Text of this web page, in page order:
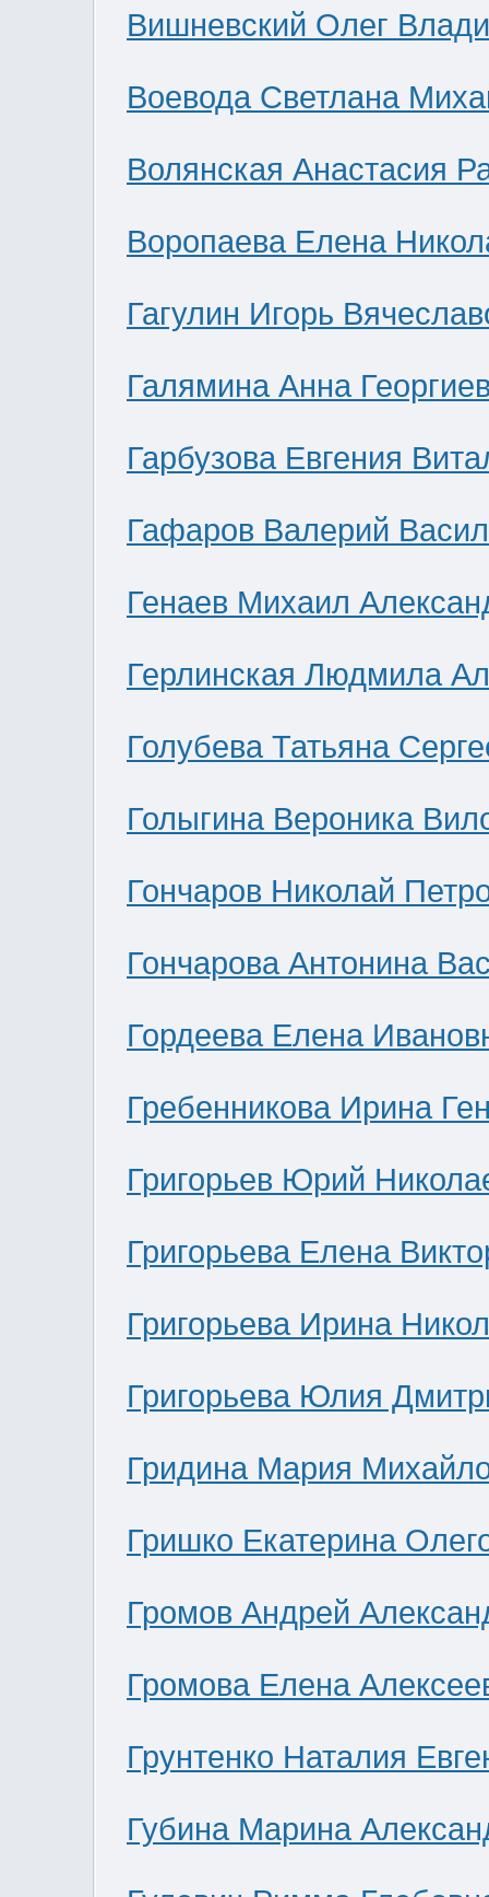
Вишневский Олег
Воевода Светлана
Волянская Анастасия
Воропаева Елена
Гагулин Игорь
Галямина Анна
Гарбузова Евгения
Гафаров Валерий
Генаев Михаил
Герлинская Людмила
Голубева Татьяна
Голыгина Вероника
Гончаров Николай
Гончарова Антонина
Гордеева Елена
Гребенникова Ирина
Григорьев Юрий
Григорьева Елена
Григорьева Ирина
Григорьева Юлия
Гридина Мария
Гришко Екатерина
Громов Андрей
Громова Елена
Грунтенко Наталия
Губина Марина